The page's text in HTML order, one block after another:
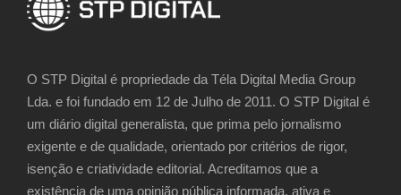
O STP Digital é propriedade da Téla Digital Media Group
Lda. e foi fundado em 12 de Julho de 2011. O STP Digital é
um diário digital generalista, que prima pelo jornalismo
exigente e de qualidade, orientado por critérios de rigor,
isenção e criatividade editorial. Acreditamos que a
existência de uma opinião pública informada, ativa e